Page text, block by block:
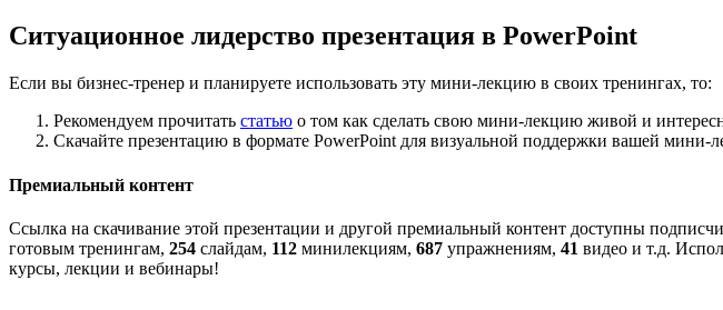
Ситуационное лидерство презентация в PowerPoint
Если вы бизнес-тренер и планируете использовать эту мини-лекцию в своих тренингах, то:
Рекомендуем прочитать статью о том как сделать свою мини-лекцию живой и
Скачайте презентацию в формате PowerPoint для визуальной поддержки вашей мини-
Премиальный контент
Ссылка на скачивание этой презентации и другой премиальный контент доступны
готовым тренингам, 254 слайдам, 112 минилекциям, 687 упражнениям, 41 видео и т.д.
курсы, лекции и вебинары!